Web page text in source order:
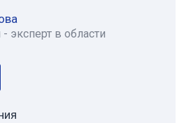
эксперт в области